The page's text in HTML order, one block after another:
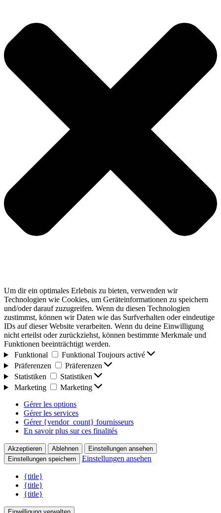
Um dir ein optimales Erlebnis zu bieten, verwenden wir
Technologien wie Cookies, um Geräteinformationen zu speichern
und/oder darauf zuzugreifen. Wenn du diesen Technologien
zustimmst, können wir Daten wie das Surfverhalten oder eindeutige
IDs auf dieser Website verarbeiten. Wenn du deine Einwilligung
nicht erteilst oder zurückziehst, können bestimmte Merkmale und
Funktionen beeinträchtigt werden.
Funktional
Funktional Toujours activé
Präferenzen
Präferenzen
Statistiken
Statistiken
Marketing
Marketing
Gérer les options
Gérer les services
Gérer {vendor_count} fournisseurs
En savoir plus sur ces finalités
Akzeptieren Ablehnen
Einstellungen ansehen
Einstellungen speichern
Einstellungen ansehen
{title}
{title}
{title}